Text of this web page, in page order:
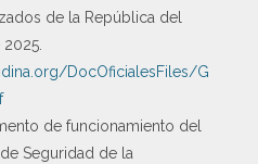
de la República del
DocOficialesFiles/G
de funcionamiento del
Seguridad de la